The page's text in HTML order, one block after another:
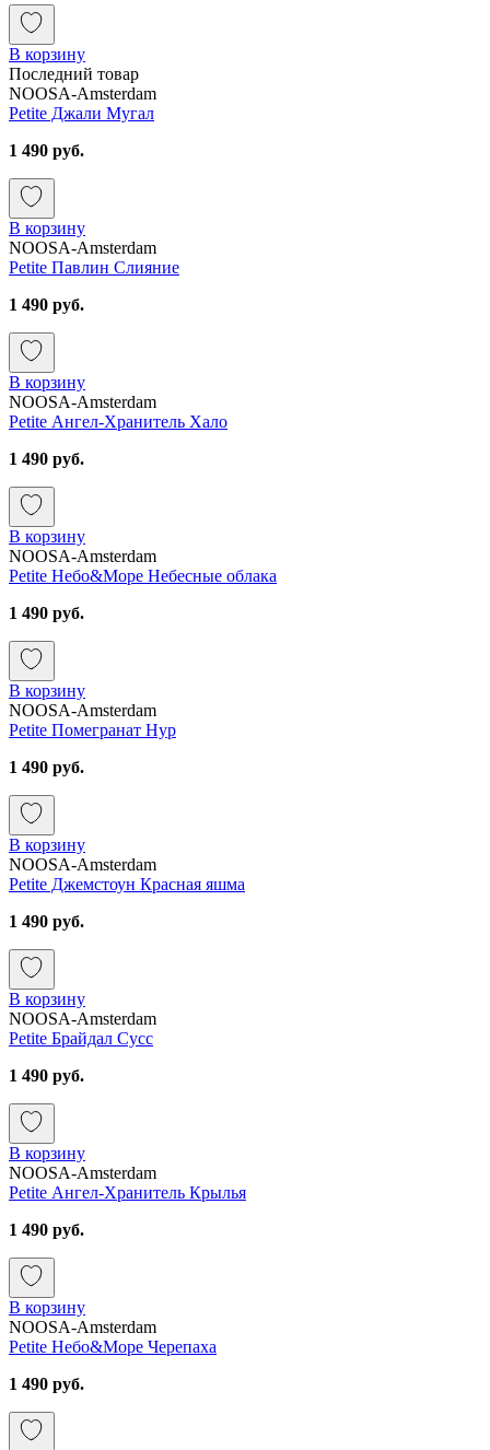
В корзину
Последний товар
NOOSA-Amsterdam
Petite Джали Мугал
1 490 руб.
В корзину
NOOSA-Amsterdam
Petite Павлин Слияние
1 490 руб.
В корзину
NOOSA-Amsterdam
Petite Ангел-Хранитель Хало
1 490 руб.
В корзину
NOOSA-Amsterdam
Petite Небо&Море Небесные облака
1 490 руб.
В корзину
NOOSA-Amsterdam
Petite Помегранат Нур
1 490 руб.
В корзину
NOOSA-Amsterdam
Petite Джемстоун Красная яшма
1 490 руб.
В корзину
NOOSA-Amsterdam
Petite Брайдал Сусс
1 490 руб.
В корзину
NOOSA-Amsterdam
Petite Ангел-Хранитель Крылья
1 490 руб.
В корзину
NOOSA-Amsterdam
Petite Небо&Море Черепаха
1 490 руб.